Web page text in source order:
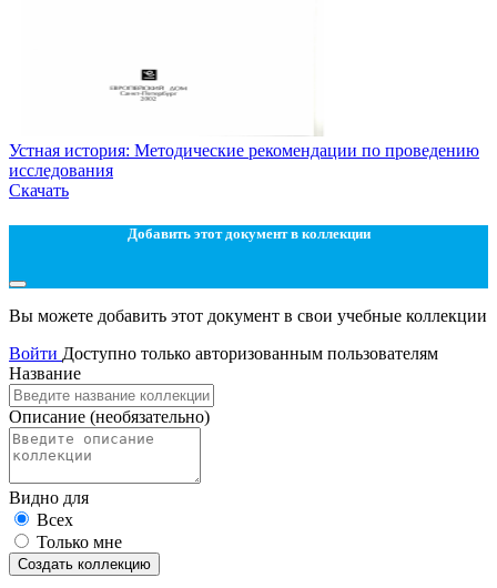
Устная история: Методические рекомендации по проведению
исследования
Скачать
Добавить этот документ в коллекции
Вы можете добавить этот документ в свои учебные коллекции
Войти Доступно только авторизованным пользователям
Название
Описание (необязательно)
Видно для
Всех
Только мне
Создать коллекцию